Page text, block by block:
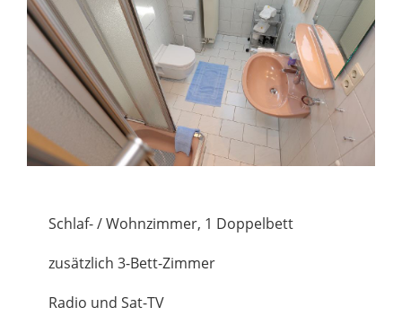
Schlaf- / Wohnzimmer, 1 Doppelbett
zusätzlich 3-Bett-Zimmer
Radio und Sat-TV